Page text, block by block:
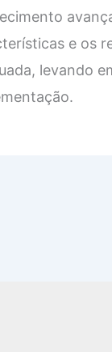
e os
levando